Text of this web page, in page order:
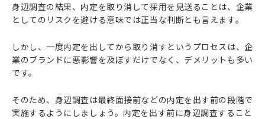
身辺調査の結果、内定を取り消して採用を見送ることは、企業
としてのリスクを避ける意味では正当な判断とも言えます。
しかし、一度内定を出してから取り消すというプロセスは、企
業のブランドに悪影響を及ぼすだけでなく、デメリットも多い
です。
そのため、身辺調査は最終面接前などの内定を出す前の段階で
実施するようにしましょう。内定を出す前に身辺調査すること